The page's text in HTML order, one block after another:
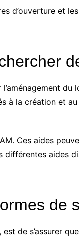
d’ouverture et
la création et
Ces aides
différentes
de
de s’assurer